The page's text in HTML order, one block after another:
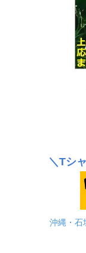
＼Tシ
沖縄・石